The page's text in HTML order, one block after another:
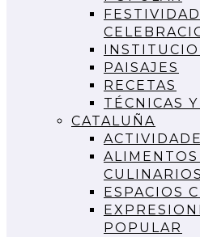
PAISAJES
RECETAS
TÉCNICAS
CATALUÑA
ALIMENTOS
CULINARIOS
ESPACIOS
POPULAR